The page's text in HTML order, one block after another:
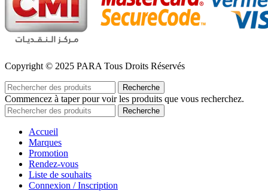
Copyright © 2025 PARA Tous Droits Réservés
Recherche
Commencez à taper pour voir les produits que vous recherchez.
Recherche
Accueil
Marques
Promotion
Rendez-vous
Liste de souhaits
Connexion / Inscription